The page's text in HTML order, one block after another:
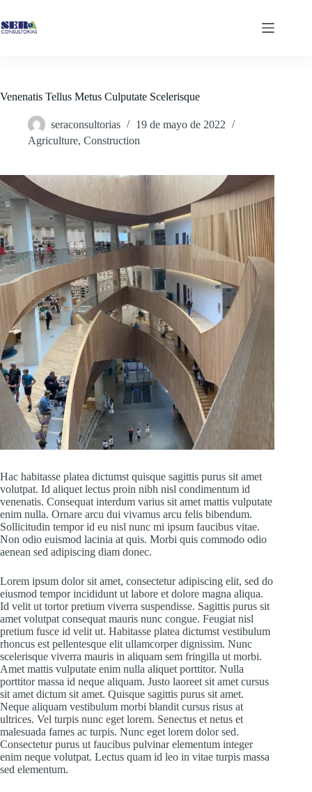
contenido
Venenatis Tellus Metus Culputate Scelerisque
seraconsultorias
19 de mayo de 2022
Agriculture, Construction
Hac habitasse platea dictumst quisque sagittis purus sit amet
volutpat. Id aliquet lectus proin nibh nisl condimentum id
venenatis. Consequat interdum varius sit amet mattis vulputate
enim nulla. Ornare arcu dui vivamus arcu felis bibendum.
Sollicitudin tempor id eu nisl nunc mi ipsum faucibus vitae.
Non odio euismod lacinia at quis. Morbi quis commodo odio
aenean sed adipiscing diam donec.
Lorem ipsum dolor sit amet, consectetur adipiscing elit, sed do
eiusmod tempor incididunt ut labore et dolore magna aliqua.
Id velit ut tortor pretium viverra suspendisse. Sagittis purus sit
amet volutpat consequat mauris nunc congue. Feugiat nisl
pretium fusce id velit ut. Habitasse platea dictumst vestibulum
rhoncus est pellentesque elit ullamcorper dignissim. Nunc
scelerisque viverra mauris in aliquam sem fringilla ut morbi.
Amet mattis vulputate enim nulla aliquet porttitor. Nulla
porttitor massa id neque aliquam. Justo laoreet sit amet cursus
sit amet dictum sit amet. Quisque sagittis purus sit amet.
Neque aliquam vestibulum morbi blandit cursus risus at
ultrices. Vel turpis nunc eget lorem. Senectus et netus et
malesuada fames ac turpis. Nunc eget lorem dolor sed.
Consectetur purus ut faucibus pulvinar elementum integer
enim neque volutpat. Lectus quam id leo in vitae turpis massa
sed elementum.